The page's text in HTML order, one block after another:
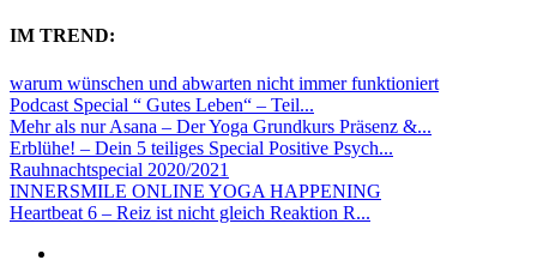
IM TREND:
warum wünschen und abwarten nicht immer funktioniert
Podcast Special “ Gutes Leben“ – Teil...
Mehr als nur Asana – Der Yoga Grundkurs Präsenz &...
Erblühe! – Dein 5 teiliges Special Positive Psych...
Rauhnachtspecial 2020/2021
INNERSMILE ONLINE YOGA HAPPENING
Heartbeat 6 – Reiz ist nicht gleich Reaktion R...